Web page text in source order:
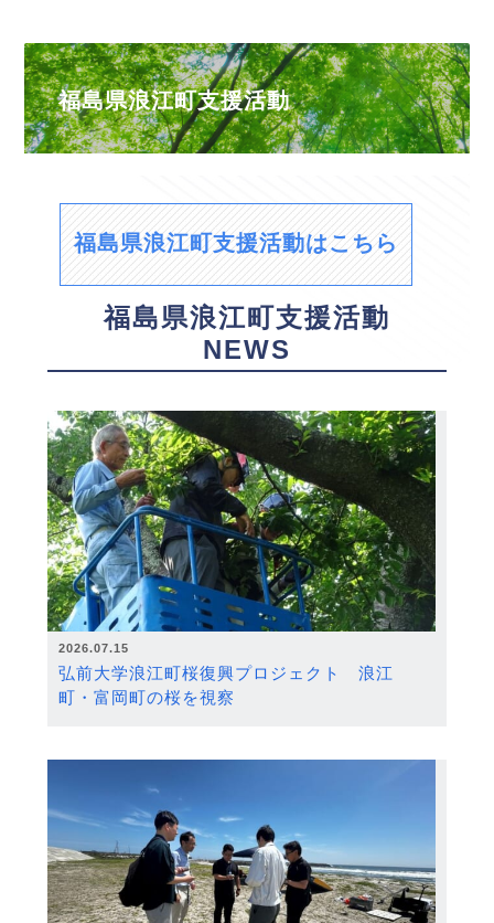
福島県浪江町支援活動
福島県浪江町支援活動はこちら
福島県浪江町支援活動
NEWS
2026.07.15
弘前大学浪江町桜復興プロジェクト 浪江
町・富岡町の桜を視察